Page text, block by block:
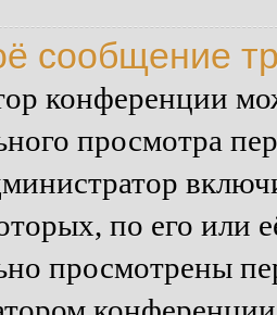
сообщение
конференции
просмотра
по его или
просмотрены